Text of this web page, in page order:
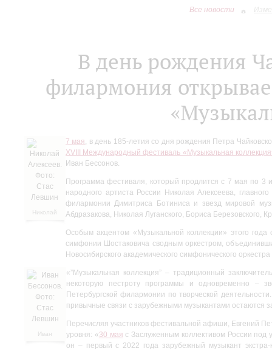
Все новости
В день рождения
филармония
Николай
7 мая
, в день 185-летия со дня рождения Петра
XVIII Международный фестиваль «Музыкальная
Иван Бессонов.
Программа фестиваля, который продлится с 7 мая по 3
народного артиста России Николая Алексеева,
филармонии Димитриса Ботиниса и звезд мировой
Абдразакова, Николая Луганского, Бориса
Особым акцентом «Музыкальной коллекции» этого
симфонии Шостаковича сводным оркестром,
Новосибирского академического симфонического
Иван
«”Музыкальная коллекция” – традиционный
некоторую пестроту программы и одновременно –
Петербургской филармонии по творческой
привычные связи с зарубежными музыкантами остаются
Перечисляя участников фестивальной афиши, Евгений
уровня: «30 мая с Заслуженным коллективом России под
он – первый с 2022 года зарубежный музыкант